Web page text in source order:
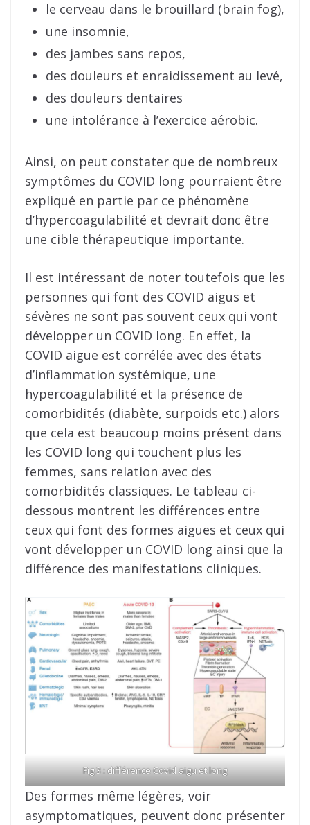
le cerveau dans le brouillard (brain fog),
une insomnie,
des jambes sans repos,
des douleurs et enraidissement au levé,
des douleurs dentaires
une intolérance à l’exercice aérobic.
Ainsi, on peut constater que de nombreux
symptômes du COVID long pourraient être
expliqué en partie par ce phénomène
d’hypercoagulabilité et devrait donc être
une cible thérapeutique importante.
Il est intéressant de noter toutefois que les
personnes qui font des COVID aigus et
sévères ne sont pas souvent ceux qui vont
développer un COVID long. En effet, la
COVID aigue est corrélée avec des états
d’inflammation systémique, une
hypercoagulabilité et la présence de
comorbidités (diabète, surpoids etc.) alors
que cela est beaucoup moins présent dans
les COVID long qui touchent plus les
femmes, sans relation avec des
comorbidités classiques. Le tableau ci-
dessous montrent les différences entre
ceux qui font des formes aigues et ceux qui
vont développer un COVID long ainsi que la
différence des manifestations cliniques.
Fig 3 : différence Covid aigu et long
Des formes même légères, voir
asymptomatiques, peuvent donc présenter